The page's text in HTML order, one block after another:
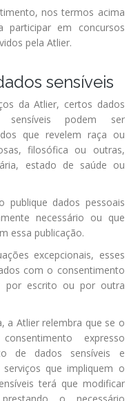
nos termos acima
participar em concursos
pela Atlier.
sensíveis
da Atlier, certos dados
sensíveis podem ser
que revelem raça ou
filosófica ou outras,
estado de saúde ou
publique dados pessoais
necessário ou que
essa publicação.
excepcionais, esses
com o consentimento
por escrito ou por outra
a Atlier relembra que se o
expresso
de dados sensíveis e
que impliquem o
terá que modificar